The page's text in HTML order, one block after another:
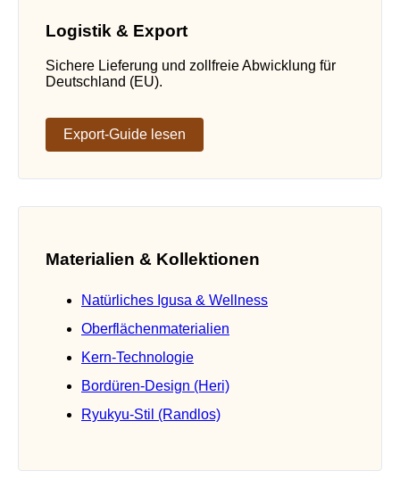
Logistik & Export
Sichere Lieferung und zollfreie Abwicklung für
Deutschland (EU).
Export-Guide lesen
Materialien & Kollektionen
Natürliches Igusa & Wellness
Oberflächenmaterialien
Kern-Technologie
Bordüren-Design (Heri)
Ryukyu-Stil (Randlos)